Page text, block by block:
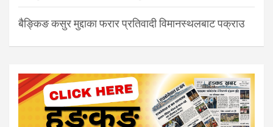
बैङ्किङ कसुर मुद्दाका फरार प्रतिवादी विमानस्थलबाट पक्राउ